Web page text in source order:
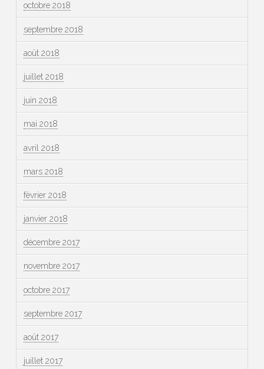
octobre 2018
septembre 2018
août 2018
juillet 2018
juin 2018
mai 2018
avril 2018
mars 2018
février 2018
janvier 2018
décembre 2017
novembre 2017
octobre 2017
septembre 2017
août 2017
juillet 2017